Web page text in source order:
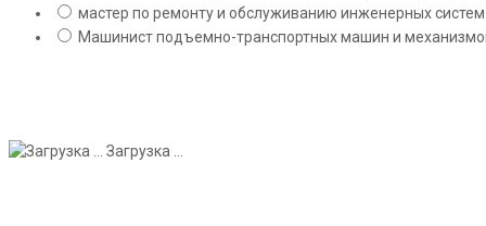
мастер по ремонту и обслуживанию инженерных
Машинист подъемно-транспортных машин и
Загрузка ...